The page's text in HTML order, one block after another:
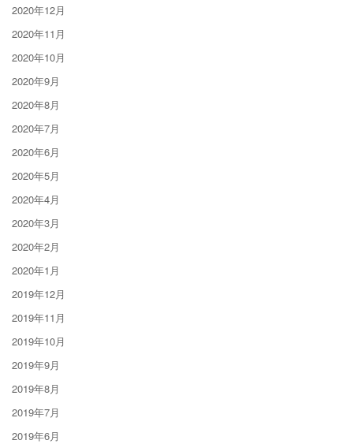
2020年12月
2020年11月
2020年10月
2020年9月
2020年8月
2020年7月
2020年6月
2020年5月
2020年4月
2020年3月
2020年2月
2020年1月
2019年12月
2019年11月
2019年10月
2019年9月
2019年8月
2019年7月
2019年6月